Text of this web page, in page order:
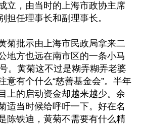
立，由当时的上海市政协主席
担任理事长和副理事长。
菊批示由上海市民政局拿来二
地方也远在南市区的一条小马
。黄菊这不过是糊弄糊弄老婆
意有个什么“慈善基金会”。半年
上的启动资金却越来越少。余
适当时候给呼吁一下。好在名
陈铁迪，黄菊不需要有什么精